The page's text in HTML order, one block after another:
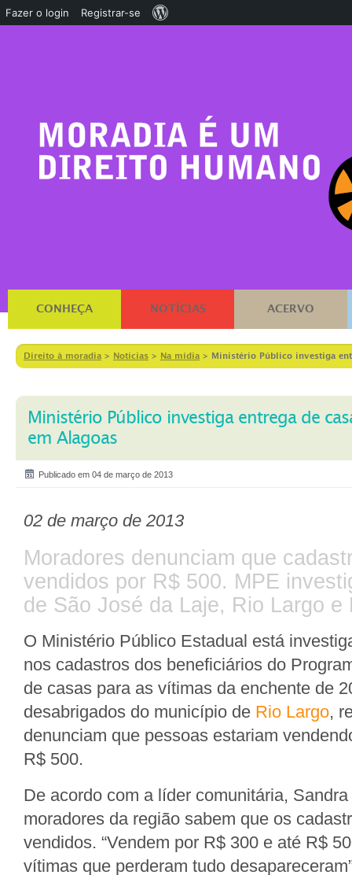
CONHEÇA NOTÍCIAS ACERVO
Direito à moradia > Notícias > Na mídia > Ministério Público investiga
Ministério Público investiga entrega de
em Alagoas
Publicado em 04 de março de 2013
02 de março de 2013
Moradores denunciam que
vendidos por R$ 500. MPE
de São José da Laje, Rio Largo e
O Ministério Público Estadual está
nos cadastros dos beneficiários do
de casas para as vítimas da enchente de
desabrigados do município de Rio Largo,
denunciam que pessoas estariam
R$ 500.
De acordo com a líder comunitária,
moradores da região sabem que os
vendidos. “Vendem por R$ 300 e até R$
vítimas que perderam tudo
Fazer o login Registrar-se